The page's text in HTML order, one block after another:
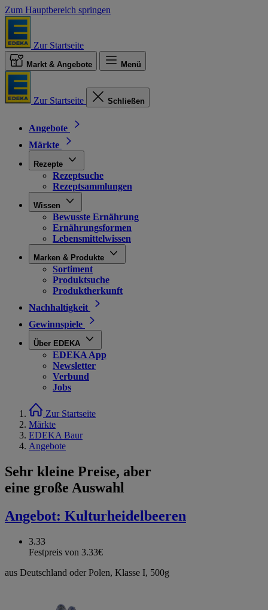
Zum Hauptbereich springen
Zur Startseite
Markt & Angebote Menü
Zur Startseite Schließen
Angebote
Märkte
Rezepte
Rezeptsuche
Rezeptsammlungen
Wissen
Bewusste Ernährung
Ernährungsformen
Lebensmittelwissen
Marken & Produkte
Sortiment
Produktsuche
Produktherkunft
Nachhaltigkeit
Gewinnspiele
Über EDEKA
EDEKA App
Newsletter
Verbund
Jobs
Zur Startseite
Märkte
EDEKA Baur
Angebote
Sehr kleine Preise, aber
eine große Auswahl
Angebot: Kulturheidelbeeren
3.33
Festpreis von 3.33€
aus Deutschland oder Polen, Klasse I, 500g